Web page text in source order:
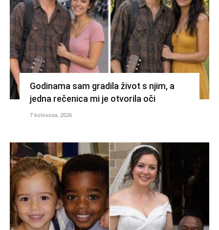
Godinama sam gradila život s njim, a
jedna rečenica mi je otvorila oči
7 kolovoza, 2026